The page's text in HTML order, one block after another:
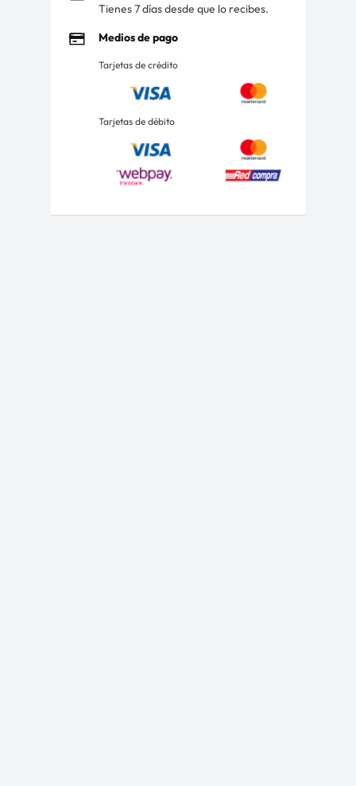
Tienes 7 días desde que lo recibes.
Medios de pago
Tarjetas de crédito
Tarjetas de débito